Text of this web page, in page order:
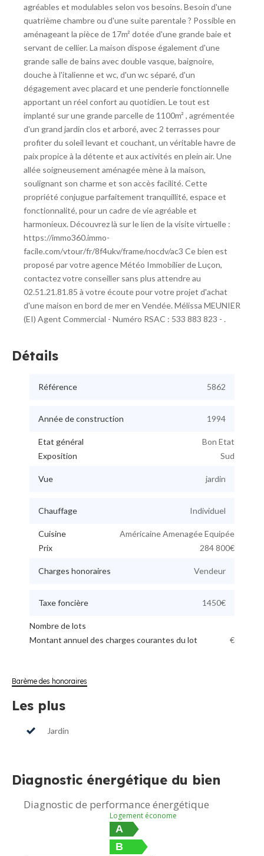
agréables et modulables selon vos besoins. Besoin d'une
quatrième chambre ou d'une suite parentale ? Possible en
aménageant la pièce de 17m² dotée d'une grande baie et
servant de cellier. La maison dispose également d'une
grande salle de bains avec double vasque, baignoire,
douche à l'italienne et wc, d'un wc séparé, d'un
dégagement avec placard et une penderie fonctionnelle
apportant un réel confort au quotidien. Le tout est
implanté sur une grande parcelle de 1100m² , agrémentée
d'un grand jardin clos et arboré, avec 2 terrasses pour
profiter du soleil levant et couchant, un véritable havre de
paix propice à la détente et aux activités en plein air. Une
allée soigneusement aménagée mène à la maison,
soulignant son charme et son accès facilité. Cette
propriété conjugue parfaitement tranquillité, espace et
fonctionnalité, pour un cadre de vie agréable et
harmonieux. Découvrez là sur le lien de la visite virtuelle :
https://immo360.immo-
facile.com/vtour/fr/8f4ukv/frame/nocdv/ac3 Ce bien est
proposé par votre agence Météo Immobilier de Luçon,
contactez votre conseiller sans plus attendre au
02.51.21.81.85 à votre écoute pour votre projet d'achat
d'une maison en bord de mer en Vendée. Mélissa MEUNIER
(EI) Agent Commercial - Numéro RSAC : 533 883 823 - .
Détails
Référence 5862
Année de construction 1994
Etat général
Bon Etat
Exposition
Sud
Vue jardin
Chauffage Individuel
Cuisine
Américaine Amenagée Equipée
Prix
284 800€
Charges honoraires Vendeur
Taxe foncière 1450€
Nombre de lots
Montant annuel des charges courantes du lot
€
Barème des honoraires
Les plus
Jardin
Diagnostic énergétique du bien
Diagnostic de performance énergétique
Logement économe
A
B